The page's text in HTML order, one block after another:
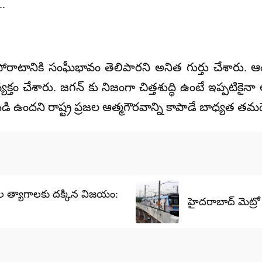
సంఘీభావం తెలిపారని అనిత గుర్తు చేశారు.
చేశారు. జగన్ కు నిజంగా చిత్తశుద్ధి ఉంటే
ఉందని రాష్ట్ర ప్రజల ఆత్మగౌరవాన్ని కాపాడే బాధ్యత
త్యాగాలకు దక్కిన విజయం:
హైదరాబాద్ మెట్రో